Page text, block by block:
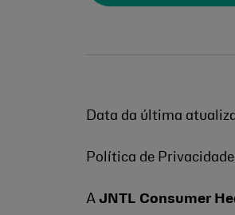
Data da última
Política de Privacidade
A JNTL Consumer